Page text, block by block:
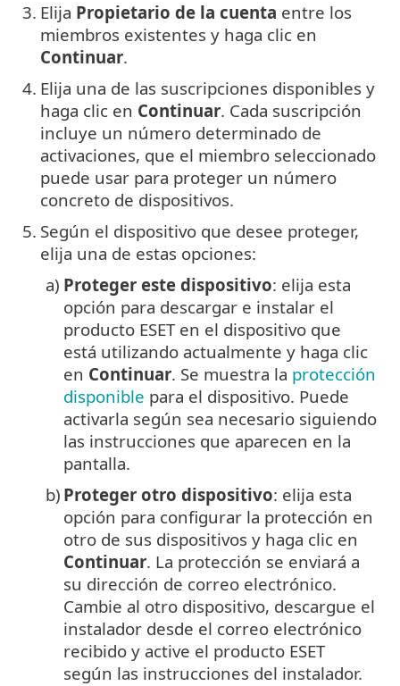
3. Elija Propietario de la cuenta entre los
miembros existentes y haga clic en
Continuar.
4. Elija una de las suscripciones disponibles y
haga clic en Continuar. Cada suscripción
incluye un número determinado de
activaciones, que el miembro seleccionado
puede usar para proteger un número
concreto de dispositivos.
5. Según el dispositivo que desee proteger,
elija una de estas opciones:
a) Proteger este dispositivo: elija esta
opción para descargar e instalar el
producto ESET en el dispositivo que
está utilizando actualmente y haga clic
en Continuar. Se muestra la protección
disponible para el dispositivo. Puede
activarla según sea necesario siguiendo
las instrucciones que aparecen en la
pantalla.
b) Proteger otro dispositivo: elija esta
opción para configurar la protección en
otro de sus dispositivos y haga clic en
Continuar. La protección se enviará a
su dirección de correo electrónico.
Cambie al otro dispositivo, descargue el
instalador desde el correo electrónico
recibido y active el producto ESET
según las instrucciones del instalador.